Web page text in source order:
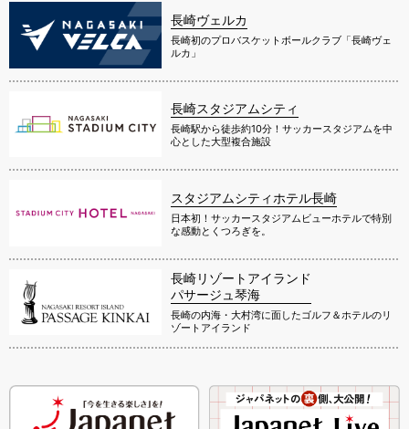
長崎ヴェルカ
長崎初のプロバスケットボールクラブ「長崎ヴェ
ルカ」
長崎スタジアムシティ
長崎駅から徒歩約10分！サッカースタジアムを中
心とした大型複合施設
スタジアムシティホテル長崎
日本初！サッカースタジアムビューホテルで特別
な感動とくつろぎを。
長崎リゾートアイランド
パサージュ琴海
長崎の内海・大村湾に面したゴルフ＆ホテルのリ
ゾートアイランド